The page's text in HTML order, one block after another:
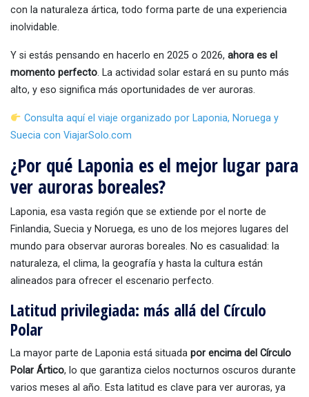
con la naturaleza ártica, todo forma parte de una experiencia
inolvidable.
Y si estás pensando en hacerlo en 2025 o 2026, ahora es el
momento perfecto. La actividad solar estará en su punto más
alto, y eso significa más oportunidades de ver auroras.
Consulta aquí el viaje organizado por Laponia, Noruega y
Suecia con ViajarSolo.com
¿Por qué Laponia es el mejor lugar para
ver auroras boreales?
Laponia, esa vasta región que se extiende por el norte de
Finlandia, Suecia y Noruega, es uno de los mejores lugares del
mundo para observar auroras boreales. No es casualidad: la
naturaleza, el clima, la geografía y hasta la cultura están
alineados para ofrecer el escenario perfecto.
Latitud privilegiada: más allá del Círculo
Polar
La mayor parte de Laponia está situada por encima del Círculo
Polar Ártico, lo que garantiza cielos nocturnos oscuros durante
varios meses al año. Esta latitud es clave para ver auroras, ya